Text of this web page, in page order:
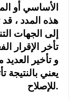
الأساسي أو
هذه المدد ،
إلى الجهات
تأخر الإقرار
و تأخير العديد
يعني بالنتيجة
للإصلاح.